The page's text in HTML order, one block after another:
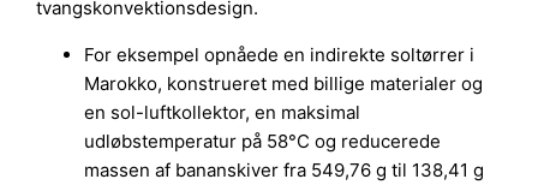
tvangskonvektionsdesign.
For eksempel opnåede en indirekte soltørrer i
Marokko, konstrueret med billige materialer og
en sol-luftkollektor, en maksimal
udløbstemperatur på 58°C og reducerede
massen af bananskiver fra 549,76 g til 138,41 g